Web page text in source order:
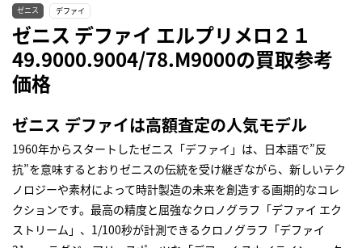
ゼニス デファイ
ゼニス デファイ エルプリメロ２１
49.9000.9004/78.M9000の買取参考
価格
ゼニス デファイは高額査定の人気モデル
1960年からスタートしたゼニス「デファイ」は、日本語で”反
抗”を意味するとおりゼニスの伝統を受け継ぎながら、新しいテク
ノロジーや素材によって時計製造の未来を創造する画期的なコレ
クションです。最高の精度と屈強なクロノグラフ「デファイ エク
ストリーム」、1/100秒が計測できるクロノグラフ「デファイ